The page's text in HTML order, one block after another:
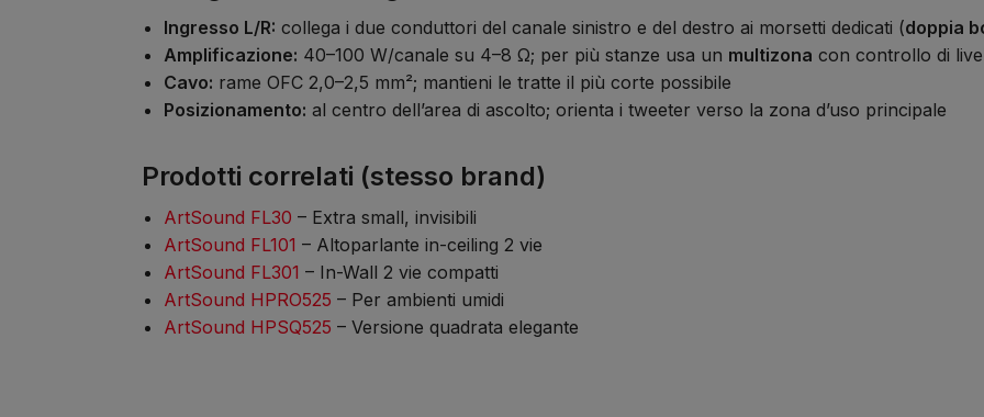
Ingresso L/R: collega i due conduttori del canale sinistro e del destro ai morsetti dedicati (doppia
Amplificazione: 40–100 W/canale su 4–8 Ω; per più stanze usa un multizona con controllo di
Cavo: rame OFC 2,0–2,5 mm²; mantieni le tratte il più corte possibile
Posizionamento: al centro dell’area di ascolto; orienta i tweeter verso la zona d’uso principale
Prodotti correlati (stesso brand)
ArtSound FL30 – Extra small, invisibili
ArtSound FL101 – Altoparlante in-ceiling 2 vie
ArtSound FL301 – In-Wall 2 vie compatti
ArtSound HPRO525 – Per ambienti umidi
ArtSound HPSQ525 – Versione quadrata elegante